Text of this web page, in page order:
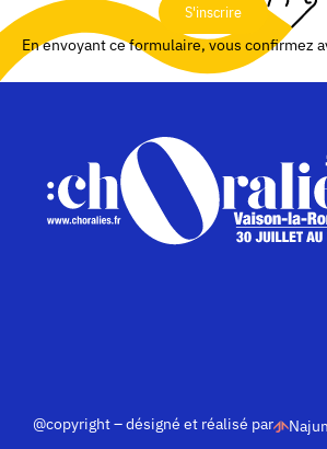
S'inscrire
En envoyant ce formulaire, vous confirmez
@copyright – désigné et réalisé par